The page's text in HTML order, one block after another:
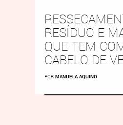
RESÍDUO E
QUE TEM
CABELO DE
POR MANUELA AQUINO